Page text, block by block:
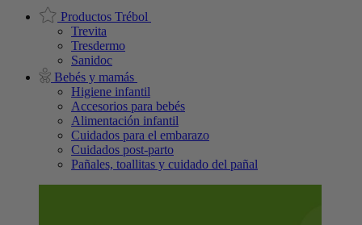
Productos Trébol
Trevita
Tresdermo
Sanidoc
Bebés y mamás
Higiene infantil
Accesorios para bebés
Alimentación infantil
Cuidados para el embarazo
Cuidados post-parto
Pañales, toallitas y cuidado del pañal